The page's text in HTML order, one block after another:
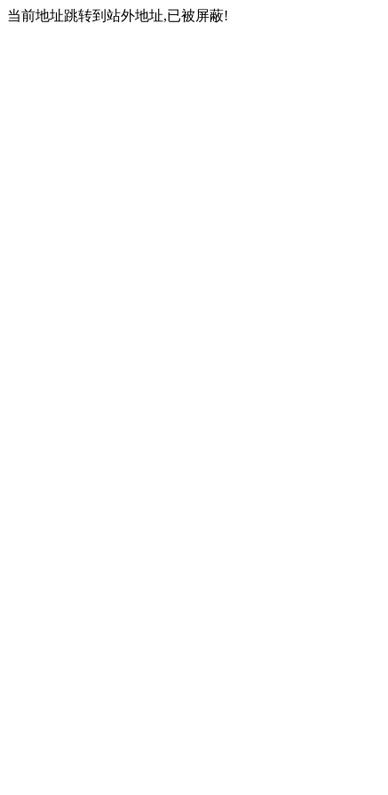
当前地址跳转到站外地址,已被屏蔽!